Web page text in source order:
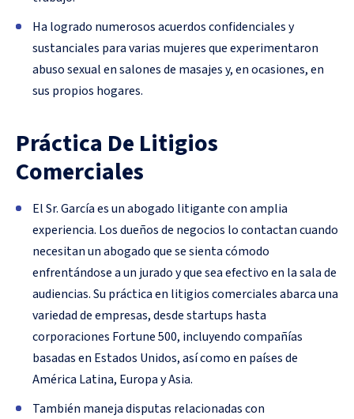
Ha logrado numerosos acuerdos confidenciales y
sustanciales para varias mujeres que experimentaron
abuso sexual en salones de masajes y, en ocasiones, en
sus propios hogares.
Práctica De Litigios
Comerciales
El Sr. García es un abogado litigante con amplia
experiencia. Los dueños de negocios lo contactan cuando
necesitan un abogado que se sienta cómodo
enfrentándose a un jurado y que sea efectivo en la sala de
audiencias. Su práctica en litigios comerciales abarca una
variedad de empresas, desde startups hasta
corporaciones Fortune 500, incluyendo compañías
basadas en Estados Unidos, así como en países de
América Latina, Europa y Asia.
También maneja disputas relacionadas con